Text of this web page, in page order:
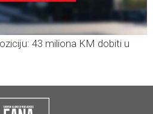
43 miliona KM dobiti u